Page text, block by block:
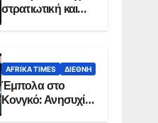
στρατιωτική και
ενεργειακή
Σομαλία
AFRIKA TIMES ΔΙΕΘΝΉ
Έμπολα στο
Κονγκό: Ανησυχία
για τη μεγάλη